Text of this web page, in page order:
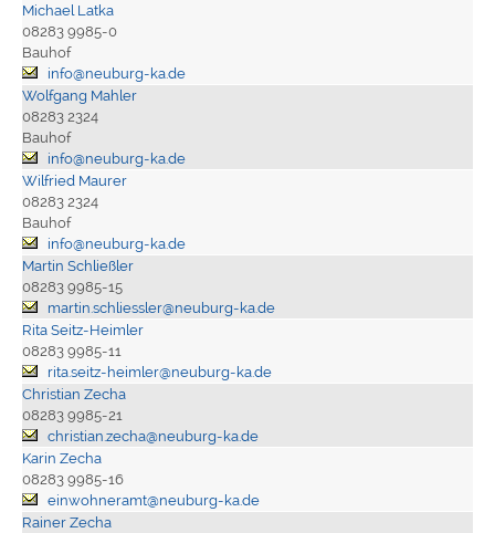
Michael Latka
08283 9985-0
Bauhof
info@neuburg-ka.de
Wolfgang Mahler
08283 2324
Bauhof
info@neuburg-ka.de
Wilfried Maurer
08283 2324
Bauhof
info@neuburg-ka.de
Martin Schließler
08283 9985-15
martin.schliessler@neuburg-ka.de
Rita Seitz-Heimler
08283 9985-11
rita.seitz-heimler@neuburg-ka.de
Christian Zecha
08283 9985-21
christian.zecha@neuburg-ka.de
Karin Zecha
08283 9985-16
einwohneramt@neuburg-ka.de
Rainer Zecha